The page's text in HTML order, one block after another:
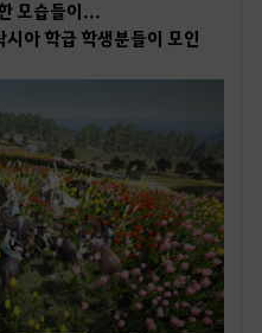
모습들이...
아 학급 학생분들이 모인